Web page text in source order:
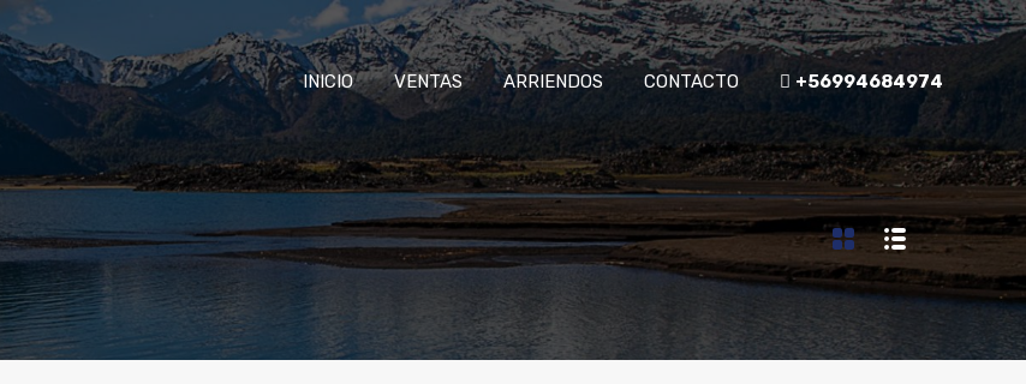
INICIO VENTAS ARRIENDOS CONTACTO +56994684974